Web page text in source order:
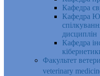
Кафедра
Кафедра
дисциплін
Кафедра
Факультет
veterinary